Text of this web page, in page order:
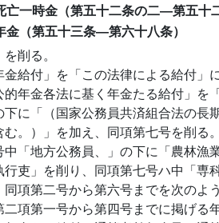
亡一時金（第五十二条の二―第五十
金（第五十三条―第六十八条）
削る。
給付」を「この法律による給付」に
年金各法に基く年金たる給付」を
下に「（国家公務員共済組合法の
。）」を加え、同項第七号を削る。
「地方公務員、」の下に「農林漁
行吏」を削り、同項第七号ハ中「専
項第二号から第六号までを次のよ
二項第一号から第四号までに掲げる